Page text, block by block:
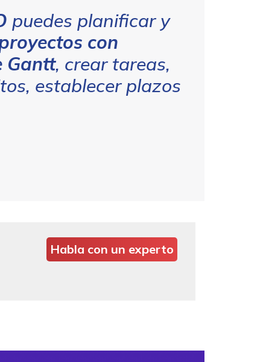
puedes planificar y
con
Gantt, crear tareas,
establecer plazos
Habla con un experto